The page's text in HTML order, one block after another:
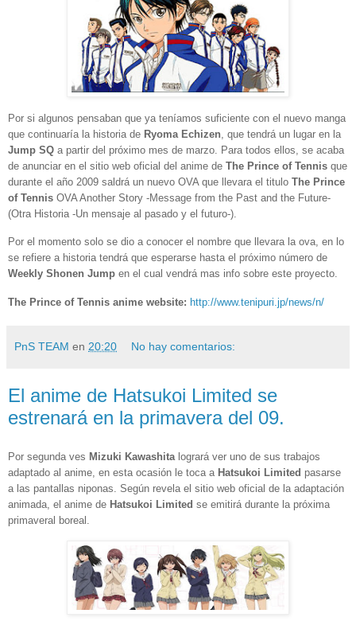
Por si algunos pensaban que ya teníamos suficiente con el nuevo manga
que continuaría la historia de Ryoma Echizen , que tendrá un lugar en la
Jump SQ a partir del próximo mes de marzo. Para todos ellos, se acaba
de anunciar en el sitio web oficial del anime de The Prince of Tennis que
durante el año 2009 saldrá un nuevo OVA que llevara el titulo The Prince
of Tennis OVA Another Story -Message from the Past and the Future-
(Otra Historia -Un mensaje al pasado y el futuro-).
Por el momento solo se dio a conocer el nombre que llevara la ova, en lo
se refiere a historia tendrá que esperarse hasta el próximo número de
Weekly Shonen Jump en el cual vendrá mas info sobre este proyecto.
The Prince of Tennis anime website: http://www.tenipuri.jp/news/n/
PnS TEAM en 20:20 No hay comentarios:
El anime de Hatsukoi Limited se
estrenará en la primavera del 09.
Por segunda ves Mizuki Kawashita logrará ver uno de sus trabajos
adaptado al anime, en esta ocasión le toca a Hatsukoi Limited pasarse
a las pantallas niponas. Según revela el sitio web oficial de la adaptación
animada, el anime de Hatsukoi Limited se emitirá durante la próxima
primaveral boreal.